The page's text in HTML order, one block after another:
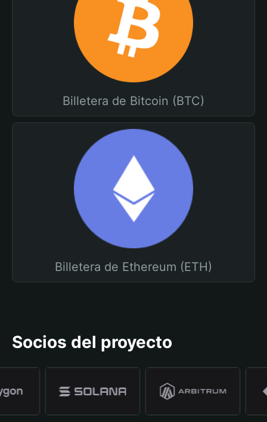
Billetera de Bitcoin (BTC)
Billetera de Ethereum (ETH)
Socios del proyecto